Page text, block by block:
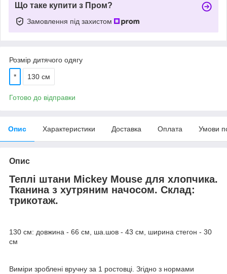
Що таке купити з Пром?
Замовлення під захистом
Розмір дитячого одягу
* 130 см
Готово до відправки
Опис Характеристики Доставка Оплата Умови
Опис
Теплі штани Mickey Mouse для хлопчика.
Тканина з хутряним начосом. Склад:
трикотаж.
130 см: довжина - 66 см, ша.шов - 43 см, ширина стегон - 30
см
Виміри зроблені вручну за 1 ростовці. Згідно з нормами